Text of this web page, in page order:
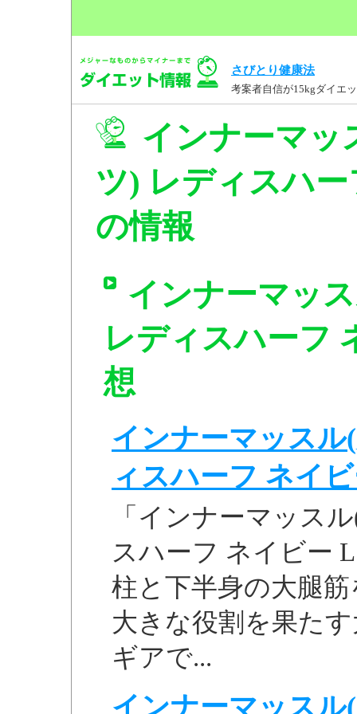
さびとり健康法
考案者自信が15kgダイエ
インナーマッ
ツ) レディスハ
の情報
インナーマッ
レディスハーフ
想
インナーマッス
ィスハーフ ネイ
「インナーマッス
スハーフ ネイビー
柱と下半身の大腿
大きな役割を果た
ギアで...
インナーマッス